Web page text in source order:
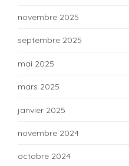
novembre 2025
septembre 2025
mai 2025
mars 2025
janvier 2025
novembre 2024
octobre 2024